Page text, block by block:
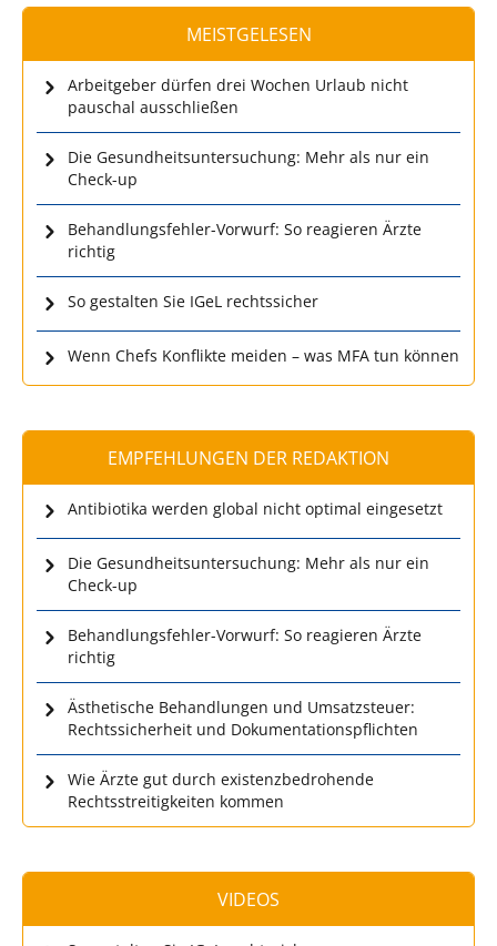
MEISTGELESEN
Arbeitgeber dürfen drei Wochen Urlaub nicht
pauschal ausschließen
Die Gesundheitsuntersuchung: Mehr als nur ein
Check-up
Behandlungsfehler-Vorwurf: So reagieren Ärzte
richtig
So gestalten Sie IGeL rechtssicher
Wenn Chefs Konflikte meiden – was MFA tun können
EMPFEHLUNGEN DER REDAKTION
Antibiotika werden global nicht optimal eingesetzt
Die Gesundheitsuntersuchung: Mehr als nur ein
Check-up
Behandlungsfehler-Vorwurf: So reagieren Ärzte
richtig
Ästhetische Behandlungen und Umsatzsteuer:
Rechtssicherheit und Dokumentationspflichten
Wie Ärzte gut durch existenzbedrohende
Rechtsstreitigkeiten kommen
VIDEOS